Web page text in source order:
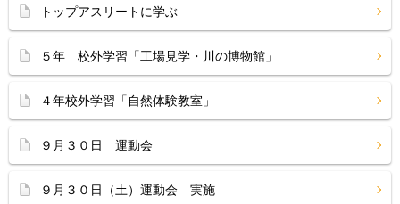
トップアスリートに学ぶ
５年 校外学習「工場見学・川の博物館」
４年校外学習「自然体験教室」
９月３０日 運動会
９月３０日（土）運動会 実施